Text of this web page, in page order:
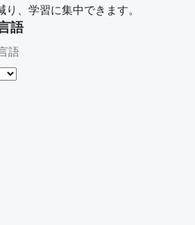
、学習に集中できます。
語
語